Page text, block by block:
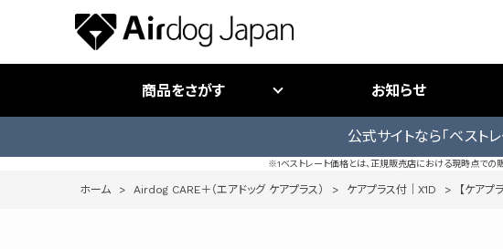
商品をさがす お知らせ
公式サイトなら「ベストレ
※1ベストレート価格とは、正規販売店における現時点で
ホーム > Airdog CARE＋（エアドッグ ケアプラス） > ケアプラス付｜X1D > 【ケア